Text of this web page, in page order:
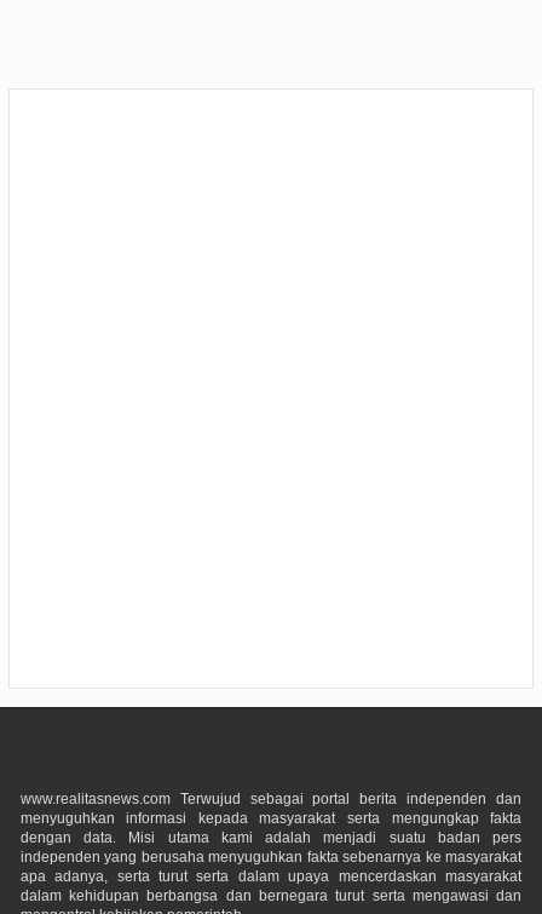
www.realitasnews.com Terwujud sebagai portal berita independen dan
menyuguhkan informasi kepada masyarakat serta mengungkap fakta
dengan data. Misi utama kami adalah menjadi suatu badan pers
independen yang berusaha menyuguhkan fakta sebenarnya ke masyarakat
apa adanya, serta turut serta dalam upaya mencerdaskan masyarakat
dalam kehidupan berbangsa dan bernegara turut serta mengawasi dan